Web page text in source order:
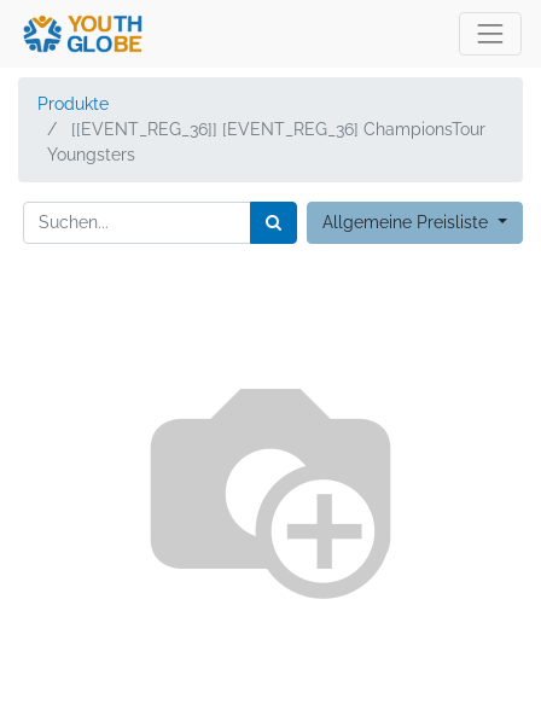
Produkte
[[EVENT_REG_36]] [EVENT_REG_36] ChampionsTour
Youngsters
Allgemeine Preisliste